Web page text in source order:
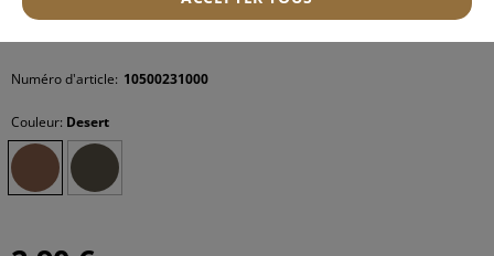
Numéro d'article: 10500231000
Couleur: Desert